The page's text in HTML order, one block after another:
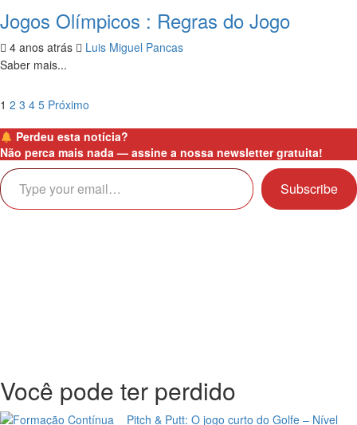
Jogos Olímpicos : Regras do Jogo
4 anos atrás
Luis Miguel Pancas
Saber mais...
Paginação
dos
conteúdos
1 2 3 4 5 Próximo
Perdeu esta notícia?
Não perca mais nada — assine a nossa newsletter gratuita!
Type your email…
Subscribe
Você pode ter perdido